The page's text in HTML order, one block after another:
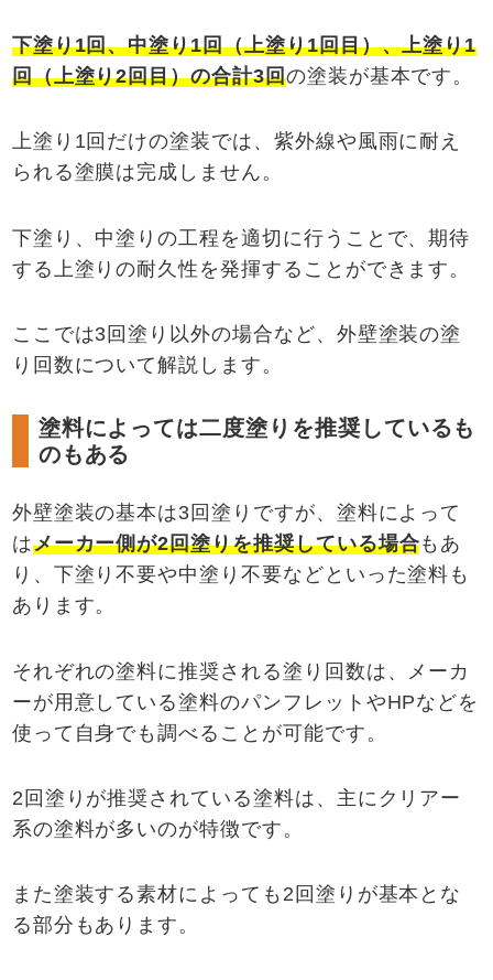
下塗り1回、中塗り1回（上塗り1回目）、上塗り1
回（上塗り2回目）の合計3回の塗装が基本です。
上塗り1回だけの塗装では、紫外線や風雨に耐え
られる塗膜は完成しません。
下塗り、中塗りの工程を適切に行うことで、期待
する上塗りの耐久性を発揮することができます。
ここでは3回塗り以外の場合など、外壁塗装の塗
り回数について解説します。
塗料によっては二度塗りを推奨しているも
のもある
外壁塗装の基本は3回塗りですが、塗料によって
はメーカー側が2回塗りを推奨している場合もあ
り、下塗り不要や中塗り不要などといった塗料も
あります。
それぞれの塗料に推奨される塗り回数は、メーカ
ーが用意している塗料のパンフレットやHPなどを
使って自身でも調べることが可能です。
2回塗りが推奨されている塗料は、主にクリアー
系の塗料が多いのが特徴です。
また塗装する素材によっても2回塗りが基本とな
る部分もあります。